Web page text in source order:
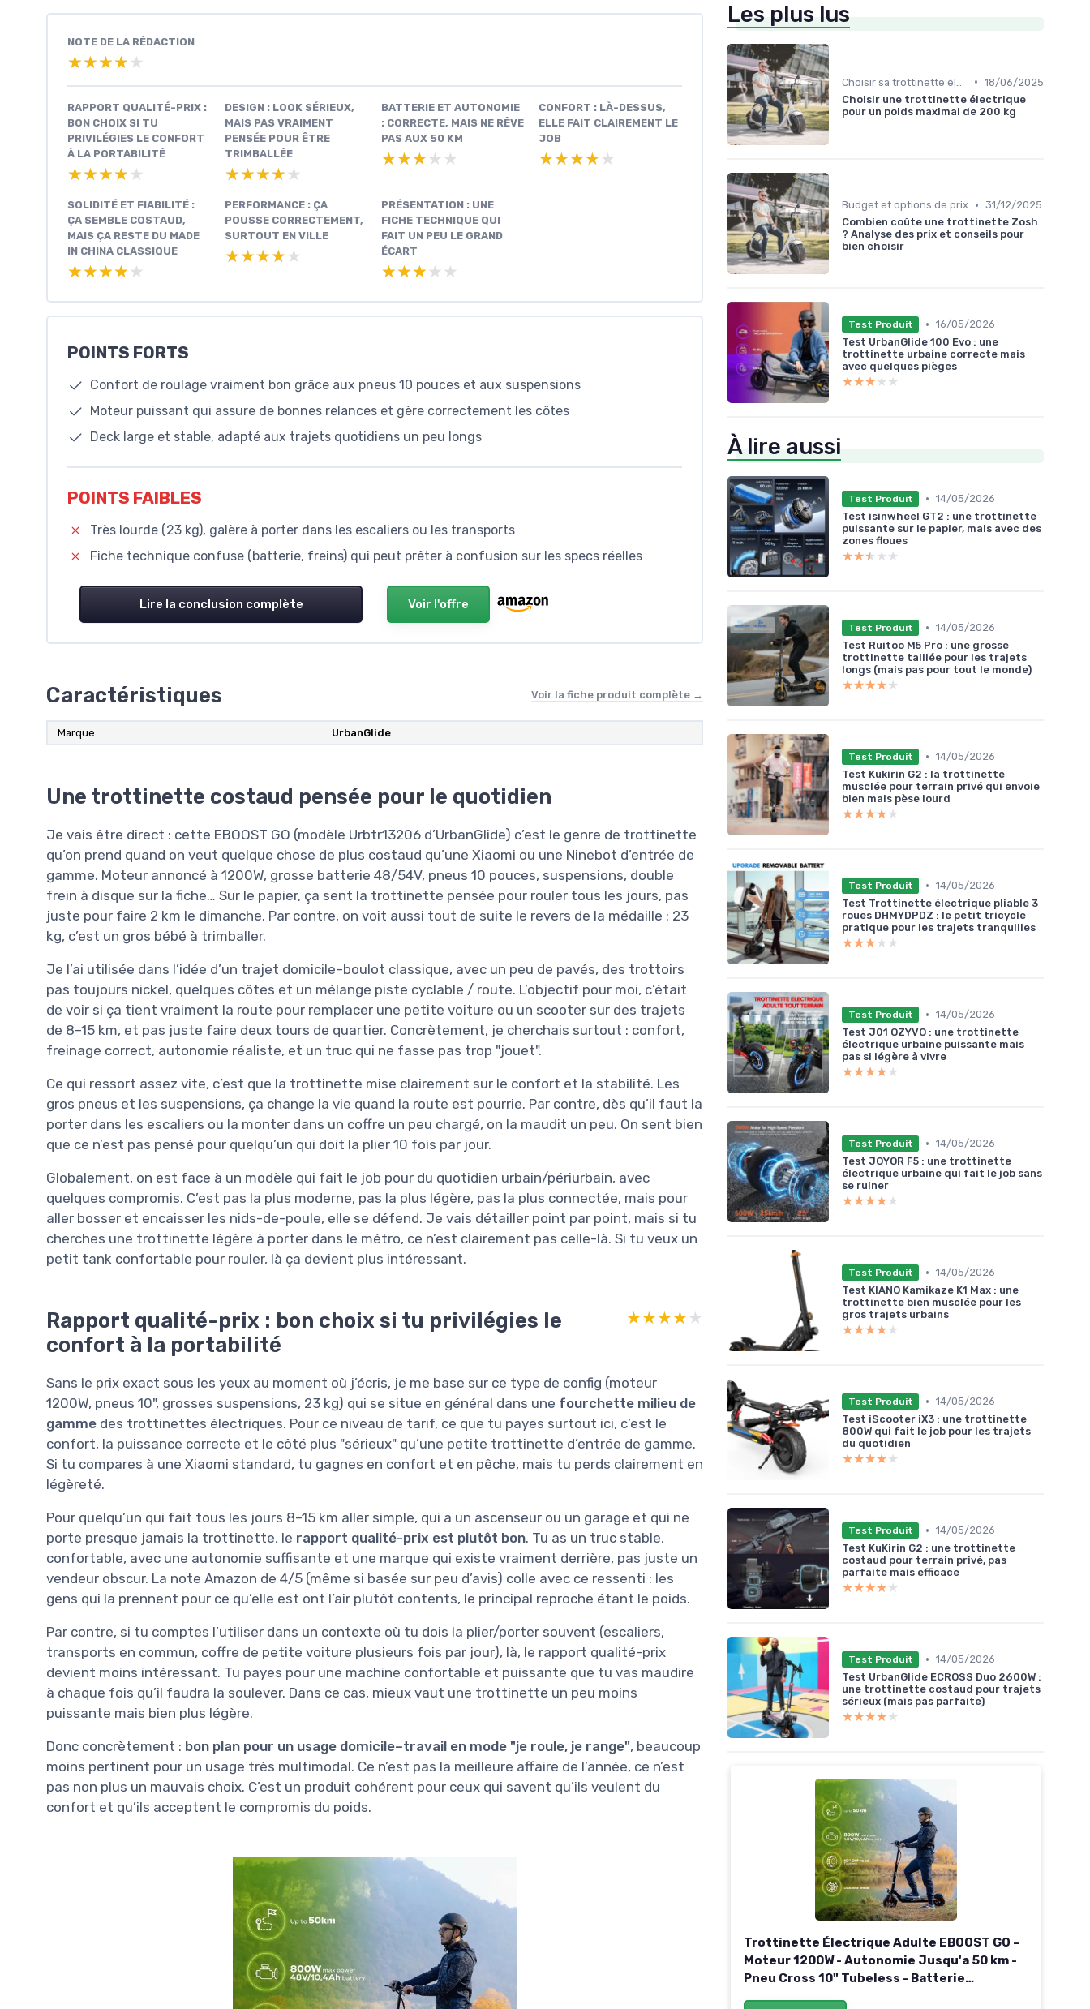
NOTE DE LA RÉDACTION
★★★★★
★★★★★
RAPPORT QUALITÉ-PRIX :
BON CHOIX SI TU
PRIVILÉGIES LE CONFORT
À LA PORTABILITÉ
★★★★★
★★★★★
DESIGN : LOOK SÉRIEUX,
MAIS PAS VRAIMENT
PENSÉE POUR ÊTRE
TRIMBALLÉE
★★★★★
★★★★★
BATTERIE ET AUTONOMIE
: CORRECTE, MAIS NE RÊVE
PAS AUX 50 KM
★★★★★
★★★★★
CONFORT : LÀ-DESSUS,
ELLE FAIT CLAIREMENT LE
JOB
★★★★★
★★★★★
SOLIDITÉ ET FIABILITÉ :
ÇA SEMBLE COSTAUD,
MAIS ÇA RESTE DU MADE
IN CHINA CLASSIQUE
★★★★★
★★★★★
PERFORMANCE : ÇA
POUSSE CORRECTEMENT,
SURTOUT EN VILLE
★★★★★
★★★★★
PRÉSENTATION : UNE
FICHE TECHNIQUE QUI
FAIT UN PEU LE GRAND
ÉCART
★★★★★
★★★★★
POINTS FORTS
Confort de roulage vraiment bon grâce aux pneus 10 pouces et aux suspensions
Moteur puissant qui assure de bonnes relances et gère correctement les côtes
Deck large et stable, adapté aux trajets quotidiens un peu longs
POINTS FAIBLES
Très lourde (23 kg), galère à porter dans les escaliers ou les transports
Fiche technique confuse (batterie, freins) qui peut prêter à confusion sur les specs réelles
Lire la conclusion complète Voir l'offre
Caractéristiques Voir la fiche produit complète →
Marque UrbanGlide
Une trottinette costaud pensée pour le quotidien
Je vais être direct : cette EBOOST GO (modèle Urbtr13206 d’UrbanGlide) c’est le genre de trottinette
qu’on prend quand on veut quelque chose de plus costaud qu’une Xiaomi ou une Ninebot d’entrée de
gamme. Moteur annoncé à 1200W, grosse batterie 48/54V, pneus 10 pouces, suspensions, double
frein à disque sur la fiche… Sur le papier, ça sent la trottinette pensée pour rouler tous les jours, pas
juste pour faire 2 km le dimanche. Par contre, on voit aussi tout de suite le revers de la médaille : 23
kg, c’est un gros bébé à trimballer.
Je l’ai utilisée dans l’idée d’un trajet domicile–boulot classique, avec un peu de pavés, des trottoirs
pas toujours nickel, quelques côtes et un mélange piste cyclable / route. L’objectif pour moi, c’était
de voir si ça tient vraiment la route pour remplacer une petite voiture ou un scooter sur des trajets
de 8–15 km, et pas juste faire deux tours de quartier. Concrètement, je cherchais surtout : confort,
freinage correct, autonomie réaliste, et un truc qui ne fasse pas trop "jouet".
Ce qui ressort assez vite, c’est que la trottinette mise clairement sur le confort et la stabilité. Les
gros pneus et les suspensions, ça change la vie quand la route est pourrie. Par contre, dès qu’il faut la
porter dans les escaliers ou la monter dans un coffre un peu chargé, on la maudit un peu. On sent bien
que ce n’est pas pensé pour quelqu’un qui doit la plier 10 fois par jour.
Globalement, on est face à un modèle qui fait le job pour du quotidien urbain/périurbain, avec
quelques compromis. C’est pas la plus moderne, pas la plus légère, pas la plus connectée, mais pour
aller bosser et encaisser les nids-de-poule, elle se défend. Je vais détailler point par point, mais si tu
cherches une trottinette légère à porter dans le métro, ce n’est clairement pas celle-là. Si tu veux un
petit tank confortable pour rouler, là ça devient plus intéressant.
Rapport qualité-prix : bon choix si tu privilégies le
confort à la portabilité
★★★★★
★★★★★
Sans le prix exact sous les yeux au moment où j’écris, je me base sur ce type de config (moteur
1200W, pneus 10", grosses suspensions, 23 kg) qui se situe en général dans une fourchette milieu de
gamme des trottinettes électriques. Pour ce niveau de tarif, ce que tu payes surtout ici, c’est le
confort, la puissance correcte et le côté plus "sérieux" qu’une petite trottinette d’entrée de gamme.
Si tu compares à une Xiaomi standard, tu gagnes en confort et en pêche, mais tu perds clairement en
légèreté.
Pour quelqu’un qui fait tous les jours 8–15 km aller simple, qui a un ascenseur ou un garage et qui ne
porte presque jamais la trottinette, le rapport qualité-prix est plutôt bon. Tu as un truc stable,
confortable, avec une autonomie suffisante et une marque qui existe vraiment derrière, pas juste un
vendeur obscur. La note Amazon de 4/5 (même si basée sur peu d’avis) colle avec ce ressenti : les
gens qui la prennent pour ce qu’elle est ont l’air plutôt contents, le principal reproche étant le poids.
Par contre, si tu comptes l’utiliser dans un contexte où tu dois la plier/porter souvent (escaliers,
transports en commun, coffre de petite voiture plusieurs fois par jour), là, le rapport qualité-prix
devient moins intéressant. Tu payes pour une machine confortable et puissante que tu vas maudire
à chaque fois qu’il faudra la soulever. Dans ce cas, mieux vaut une trottinette un peu moins
puissante mais bien plus légère.
Donc concrètement : bon plan pour un usage domicile–travail en mode "je roule, je range", beaucoup
moins pertinent pour un usage très multimodal. Ce n’est pas la meilleure affaire de l’année, ce n’est
pas non plus un mauvais choix. C’est un produit cohérent pour ceux qui savent qu’ils veulent du
confort et qu’ils acceptent le compromis du poids.
Les plus lus
• 18/06/2025
Choisir une trottinette électrique
pour un poids maximal de 200 kg
Budget et options de prix • 31/12/2025
Combien coûte une trottinette Zosh
? Analyse des prix et conseils pour
bien choisir
Test Produit • 16/05/2026
Test UrbanGlide 100 Evo : une
trottinette urbaine correcte mais
avec quelques pièges
★★★★★
★★★★★
À lire aussi
Test Produit • 14/05/2026
Test isinwheel GT2 : une trottinette
puissante sur le papier, mais avec des
zones floues
★★★★★
★★★★★
Test Produit • 14/05/2026
Test Ruitoo M5 Pro : une grosse
trottinette taillée pour les trajets
longs (mais pas pour tout le monde)
★★★★★
★★★★★
Test Produit • 14/05/2026
Test Kukirin G2 : la trottinette
musclée pour terrain privé qui envoie
bien mais pèse lourd
★★★★★
★★★★★
Test Produit • 14/05/2026
Test Trottinette électrique pliable 3
roues DHMYDPDZ : le petit tricycle
pratique pour les trajets tranquilles
★★★★★
★★★★★
Test Produit • 14/05/2026
Test J01 OZYVO : une trottinette
électrique urbaine puissante mais
pas si légère à vivre
★★★★★
★★★★★
Test Produit • 14/05/2026
Test JOYOR F5 : une trottinette
électrique urbaine qui fait le job sans
se ruiner
★★★★★
★★★★★
Test Produit • 14/05/2026
Test KIANO Kamikaze K1 Max : une
trottinette bien musclée pour les
gros trajets urbains
★★★★★
★★★★★
Test Produit • 14/05/2026
Test iScooter iX3 : une trottinette
800W qui fait le job pour les trajets
du quotidien
★★★★★
★★★★★
Test Produit • 14/05/2026
Test KuKirin G2 : une trottinette
costaud pour terrain privé, pas
parfaite mais efficace
★★★★★
★★★★★
Test Produit • 14/05/2026
Test UrbanGlide ECROSS Duo 2600W :
une trottinette costaud pour trajets
sérieux (mais pas parfaite)
★★★★★
★★★★★
Trottinette Électrique Adulte EBOOST GO –
Moteur 1200W - Autonomie Jusqu'a 50 km -
Pneu Cross 10" Tubeless - Batterie